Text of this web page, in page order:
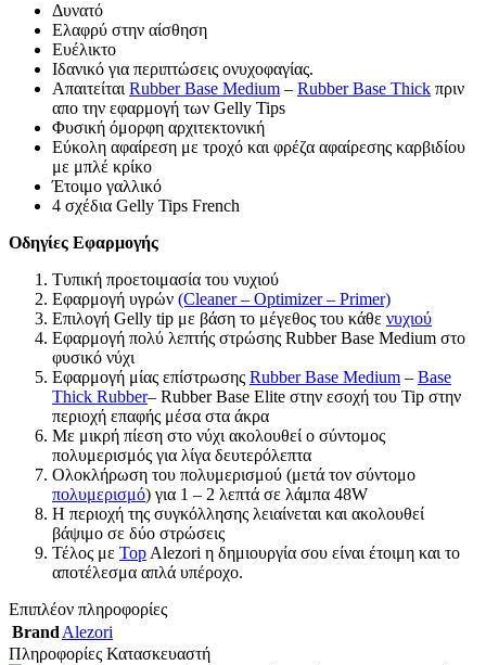
Δυνατό
Ελαφρύ στην αίσθηση
Ευέλικτο
Ιδανικό για περιπτώσεις ονυχοφαγίας.
Απαιτείται Rubber Base Medium – Rubber Base Thick πριν
απο την εφαρμογή των Gelly Tips
Φυσική όμορφη αρχιτεκτονική
Εύκολη αφαίρεση με τροχό και φρέζα αφαίρεσης καρβιδίου
με μπλέ κρίκο
Έτοιμο γαλλικό
4 σχέδια Gelly Tips French
Οδηγίες Εφαρμογής
Τυπική προετοιμασία του νυχιού
Εφαρμογή υγρών (Cleaner – Optimizer – Primer)
Επιλογή Gelly tip με βάση το μέγεθος του κάθε νυχιού
Εφαρμογή πολύ λεπτής στρώσης Rubber Base Medium στο
φυσικό νύχι
Εφαρμογή μίας επίστρωσης Rubber Base Medium – Base
Thick Rubber– Rubber Base Elite στην εσοχή του Tip στην
περιοχή επαφής μέσα στα άκρα
Με μικρή πίεση στο νύχι ακολουθεί ο σύντομος
πολυμερισμός για λίγα δευτερόλεπτα
Ολοκλήρωση του πολυμερισμού (μετά τον σύντομο
πολυμερισμό) για 1 – 2 λεπτά σε λάμπα 48W
Η περιοχή της συγκόλλησης λειαίνεται και ακολουθεί
βάψιμο σε δύο στρώσεις
Τέλος με Top Alezori η δημιουργία σου είναι έτοιμη και το
αποτέλεσμα απλά υπέροχο.
Επιπλέον πληροφορίες
Brand Alezori
Πληροφορίες Κατασκευαστή